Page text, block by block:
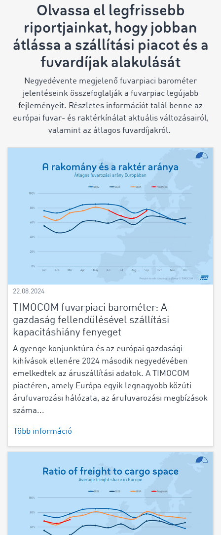
Olvassa el legfrissebb
riportjainkat, hogy jobban
átlássa a szállítási piacot és a
fuvardíjak alakulását
Negyedévente megjelenő fuvarpiaci barométer
jelentéseink összefoglalják a fuvarpiac legújabb
fejleményeit. Részletes információt talál benne az
európai fuvar- és raktérkínálat aktuális változásairól,
valamint az átlagos fuvardíjakról.
22.08.2024
TIMOCOM fuvarpiaci barométer: A
gazdaság fellendülésével szállítási
kapacitáshiány fenyeget
A gyenge konjunktúra és az európai gazdasági
kihívások ellenére 2024 második negyedévében
emelkedtek az áruszállítási adatok. A TIMOCOM
piactéren, amely Európa egyik legnagyobb közúti
árufuvarozási hálózata, az árufuvarozási megbízások
száma...
Több információ